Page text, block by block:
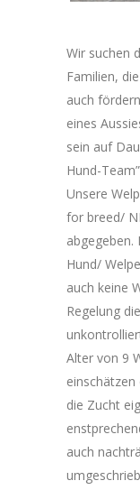
Wir suchen
Familien,
auch
eines
sein auf
Hund-
Unsere
for breed/
abgegeben.
Hund/
auch keine
Regelung
Alter von 9
die Zucht
auch